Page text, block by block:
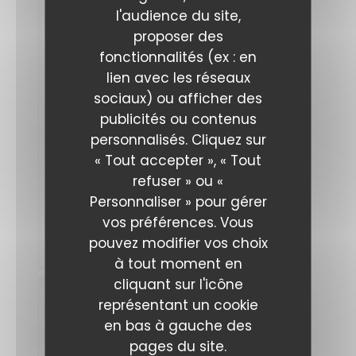
l'audience du site,
proposer des
fonctionnalités (ex : en
lien avec les réseaux
sociaux) ou afficher des
publicités ou contenus
personnalisés. Cliquez sur
« Tout accepter », « Tout
refuser » ou «
Personnaliser » pour gérer
vos préférences. Vous
pouvez modifier vos choix
à tout moment en
cliquant sur l'icône
représentant un cookie
en bas à gauche des
pages du site.
Ambiance
Cuisine:
Qualité /
précieuse
découvrir